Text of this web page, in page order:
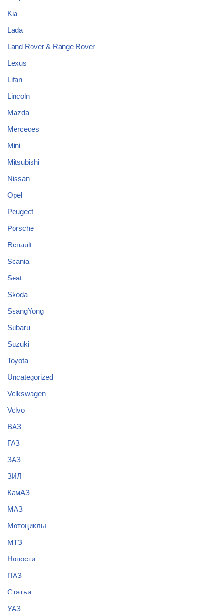
Kia
Lada
Land Rover & Range Rover
Lexus
Lifan
Lincoln
Mazda
Mercedes
Mini
Mitsubishi
Nissan
Opel
Peugeot
Porsche
Renault
Scania
Seat
Skoda
SsangYong
Subaru
Suzuki
Toyota
Uncategorized
Volkswagen
Volvo
ВАЗ
ГАЗ
ЗАЗ
ЗИЛ
КамАЗ
МАЗ
Мотоциклы
МТЗ
Новости
ПАЗ
Статьи
УАЗ